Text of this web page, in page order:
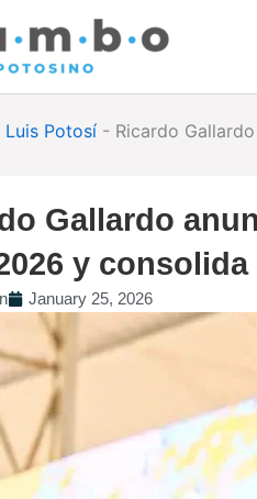
Luis Potosí - Ricardo
Gallardo
y
January 25, 2026